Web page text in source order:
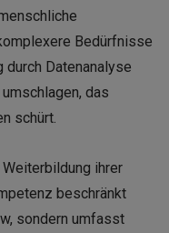
Bedürfnisse
Datenanalyse
das
schürt.
ihrer
beschränkt
sondern umfasst